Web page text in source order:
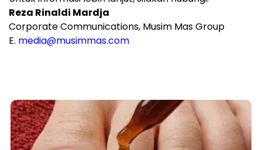
Reza Rinaldi Mardja
Corporate Communications, Musim Mas Group
E. media@musimmas.com